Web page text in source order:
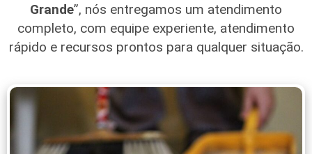
Grande”, nós entregamos um atendimento
completo, com equipe experiente, atendimento
rápido e recursos prontos para qualquer situação.